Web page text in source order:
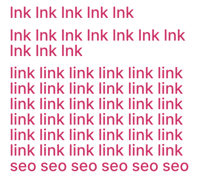
lnk lnk lnk lnk lnk
lnk lnk lnk lnk lnk lnk lnk
lnk lnk lnk
link link link link link link
link link link link link link
link link link link link link
link link link link link link
link link link link link link
link link link link link link
seo seo seo seo seo seo